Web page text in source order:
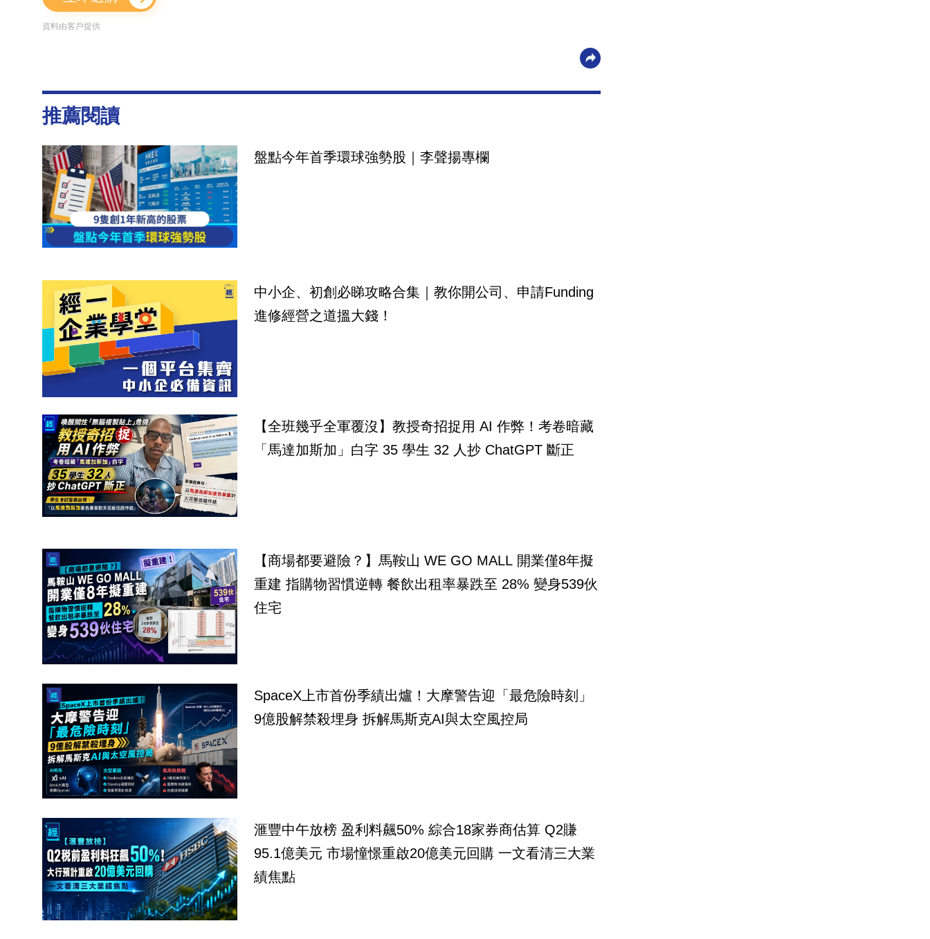
資料由客戶提供
推薦閱讀
盤點今年首季環球強勢股｜李聲揚專欄
中小企、初創必睇攻略合集｜教你開公司、申請Funding
進修經營之道搵大錢！
【全班幾乎全軍覆沒】教授奇招捉用 AI 作弊！考卷暗藏
「馬達加斯加」白字 35 學生 32 人抄 ChatGPT 斷正
【商場都要避險？】馬鞍山 WE GO MALL 開業僅8年擬
重建 指購物習慣逆轉 餐飲出租率暴跌至 28% 變身539伙
住宅
SpaceX上市首份季績出爐！大摩警告迎「最危險時刻」
9億股解禁殺埋身 拆解馬斯克AI與太空風控局
滙豐中午放榜 盈利料飆50% 綜合18家券商估算 Q2賺
95.1億美元 市場憧憬重啟20億美元回購 一文看清三大業
績焦點